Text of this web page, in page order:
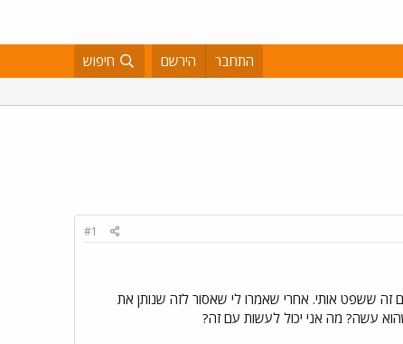
התחבר הירשם חיפוש
#1
זה ששפט אותי. אחרי שאמרו לי שאסור לזה שנותן את
עשה? מה אני יכול לעשות עם זה?